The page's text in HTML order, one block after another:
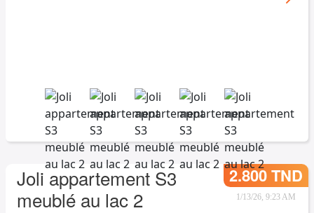
Joli appartement S3
meublé au lac 2
2.800 TND
1/13/26, 9:23 AM